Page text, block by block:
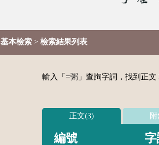
基本檢索 > 檢索結果列表
輸入「 =粥 」查詢字詞，找到正文
正文(3)
編號 字